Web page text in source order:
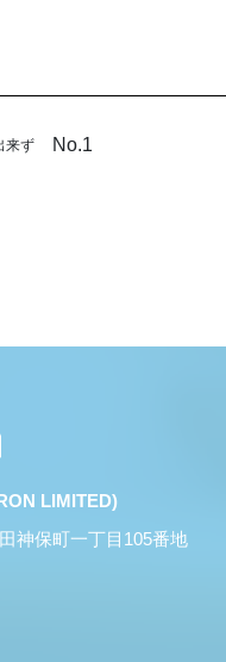
来ず No.1
LIMITED)
神保町一丁目105番地